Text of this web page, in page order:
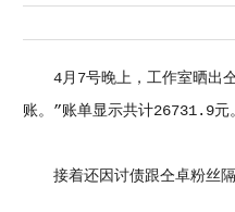
4月7号晚上，工作室晒出仝
账。”账单显示共计26731.9元。
接着还因讨债跟仝卓粉丝隔